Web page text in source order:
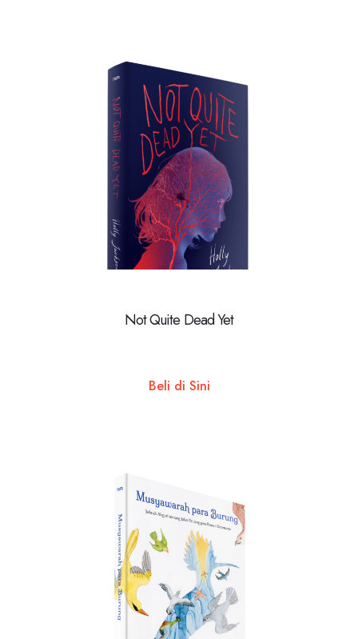
Not Quite Dead Yet
Beli di Sini